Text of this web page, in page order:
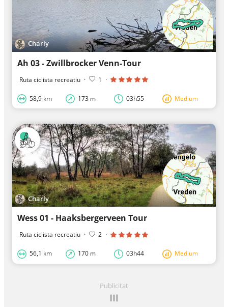
Charly
Ah 03 - Zwillbrocker Venn-Tour
Ruta ciclista recreatiu · 1 ·
58,9 km 173 m 03h55 Medium
Charly
Wess 01 - Haaksbergerveen Tour
Ruta ciclista recreatiu · 2 ·
56,1 km 170 m 03h44 Medium
Publicitat